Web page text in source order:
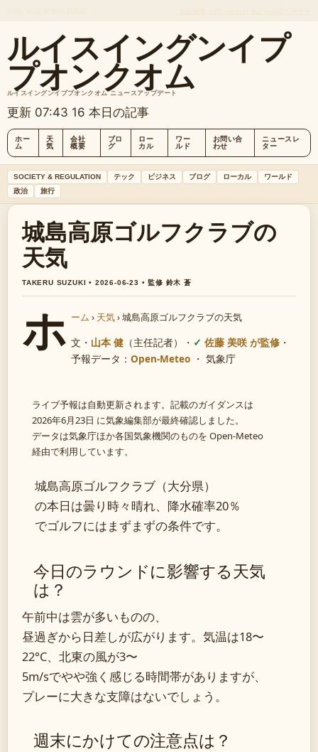
ルイスイングンイプ
プオンクオム
ルイスイングンイププオンクオム ニュースアップデート
更新 07:43 16 本日の記事
ホー
ム
天
気
会社
概要
ブロ
グ
ロー
カル
ワー
ルド
お問い合
わせ
ニュースレ
ター
SOCIETY & REGULATION テック ビジネス ブログ ローカル
ワールド
政治
旅行
城島高原ゴルフクラブの
天気
TAKERU SUZUKI • 2026-06-23 • 監修 鈴木 蒼
ホ ーム › 天気›城島高原ゴルフクラブの天気
文・ 山本 健 （主任記者） ・ 佐藤 美咲 が監修 ・
予報データ： Open-Meteo ・ 気象庁
ライブ予報は自動更新されます。記載のガイダンスは
2026年6月23日 に気象編集部が最終確認しました。
データは気象庁ほか各国気象機関のものを Open-Meteo
経由で利用しています。
城島高原ゴルフクラブ（大分県）
の本日は曇り時々晴れ、降水確率20％
でゴルフにはまずまずの条件です。
今日のラウンドに影響する天気
は？
午前中は雲が多いものの、
昼過ぎから日差しが広がります。気温は18〜
22°C、北東の風が3〜
5m/sでやや強く感じる時間帯がありますが、
プレーに大きな支障はないでしょう。
週末にかけての注意点は？